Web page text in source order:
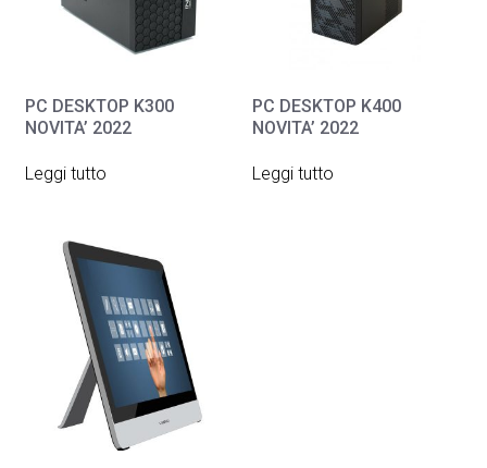
PC DESKTOP K300
NOVITA’ 2022
Leggi tutto
PC DESKTOP K400
NOVITA’ 2022
Leggi tutto